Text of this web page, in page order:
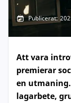
Publicerat:
Att vara
premierar
en
lagarbete,